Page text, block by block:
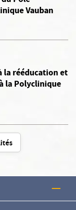
Vauban
la rééducation et
la Polyclinique